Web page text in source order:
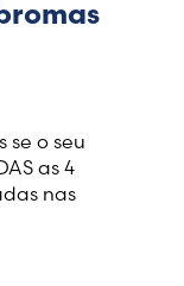
se o seu
as 4
nas